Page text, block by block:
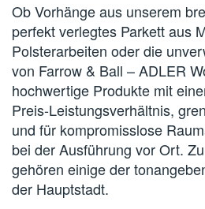
Ob Vorhänge aus unserem
perfekt verlegtes Parkett aus
Polsterarbeiten oder die
von Farrow & Ball – ADLER
hochwertige Produkte mit
Preis-Leistungsverhältnis,
und für kompromisslose
bei der Ausführung vor Ort.
gehören einige der
der Hauptstadt.